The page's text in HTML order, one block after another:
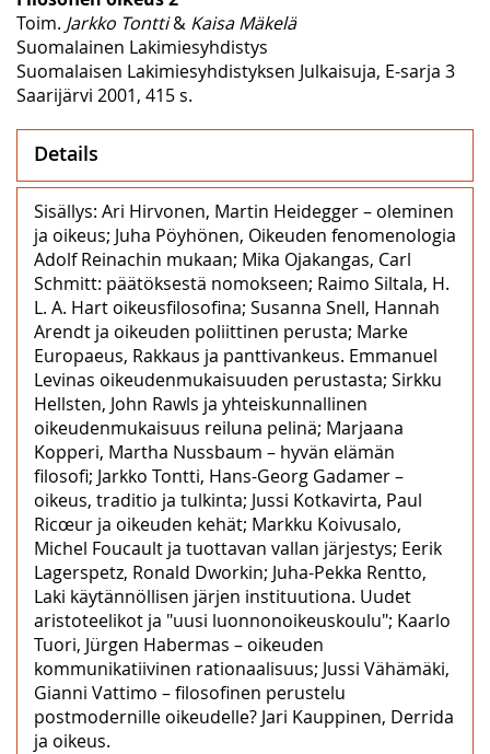
Toim. Jarkko Tontti& Kaisa Mäkelä
Suomalainen Lakimiesyhdistys
Suomalaisen Lakimiesyhdistyksen Julkaisuja, E-sarja 3
Saarijärvi 2001, 415 s.
Details
Sisällys: Ari Hirvonen, Martin Heidegger – oleminen
ja oikeus; Juha Pöyhönen, Oikeuden fenomenologia
Adolf Reinachin mukaan; Mika Ojakangas, Carl
Schmitt: päätöksestä nomokseen; Raimo Siltala, H.
L. A. Hart oikeusfilosofina; Susanna Snell, Hannah
Arendt ja oikeuden poliittinen perusta; Marke
Europaeus, Rakkaus ja panttivankeus. Emmanuel
Levinas oikeudenmukaisuuden perustasta; Sirkku
Hellsten, John Rawls ja yhteiskunnallinen
oikeudenmukaisuus reiluna pelinä; Marjaana
Kopperi, Martha Nussbaum – hyvän elämän
filosofi; Jarkko Tontti, Hans-Georg Gadamer –
oikeus, traditio ja tulkinta; Jussi Kotkavirta, Paul
Ricœur ja oikeuden kehät; Markku Koivusalo,
Michel Foucault ja tuottavan vallan järjestys; Eerik
Lagerspetz, Ronald Dworkin; Juha-Pekka Rentto,
Laki käytännöllisen järjen instituutiona. Uudet
aristoteelikot ja "uusi luonnonoikeuskoulu"; Kaarlo
Tuori, Jürgen Habermas – oikeuden
kommunikatiivinen rationaalisuus; Jussi Vähämäki,
Gianni Vattimo – filosofinen perustelu
postmodernille oikeudelle? Jari Kauppinen, Derrida
ja oikeus.